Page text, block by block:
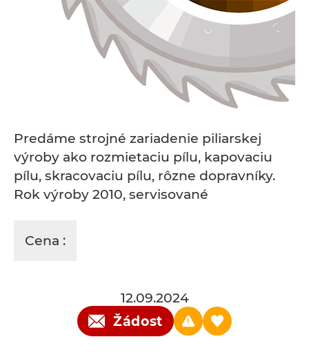
Predáme strojné zariadenie piliarskej
výroby ako rozmietaciu pílu, kapovaciu
pílu, skracovaciu pílu, rôzne dopravníky.
Rok výroby 2010, servisované
Cena :
12.09.2024
Žádost